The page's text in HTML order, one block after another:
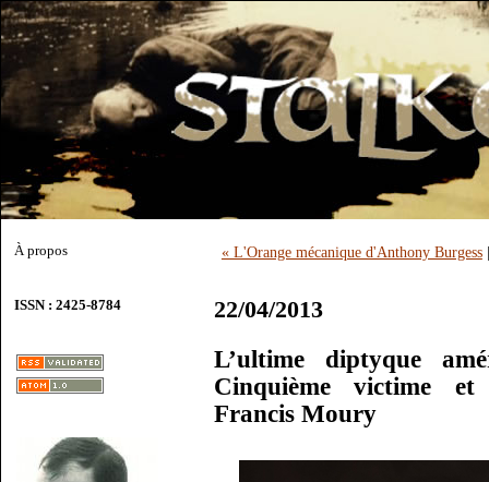
À propos
ISSN : 2425-8784
« L'Orange mécanique d'Anthony Burgess
22/04/2013
L’ultime diptyque
Cinquième victime
Francis Moury